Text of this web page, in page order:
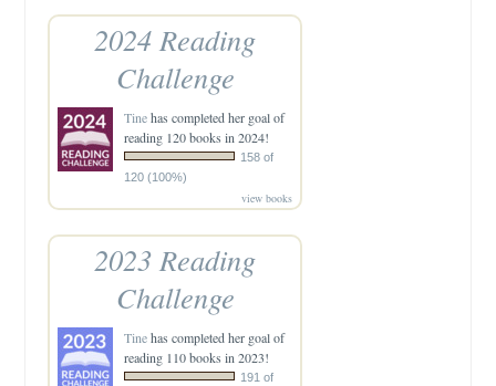
2024 Reading
Challenge
Tinehas completed her goal of
reading 120 books in 2024!
158 of
120 (100%)
view books
2023 Reading
Challenge
Tinehas completed her goal of
reading 110 books in 2023!
191 of